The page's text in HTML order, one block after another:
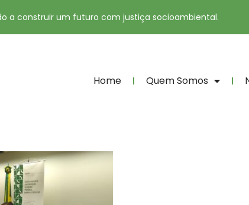
a construir um futuro com justiça socioambiental.
Home Quem Somos